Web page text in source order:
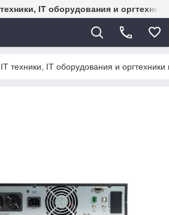
IT оборудования и
IT техники, IT оборудования и